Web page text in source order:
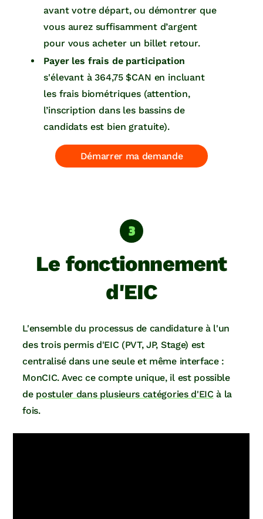
avant votre départ, ou démontrer que
vous aurez suffisamment d’argent
pour vous acheter un billet retour.
Payer les frais de participation
s'élevant à 364,75 $CAN en incluant
les frais biométriques (attention,
l’inscription dans les bassins de
candidats est bien gratuite).
Démarrer ma demande
Le fonctionnement
d'EIC
L'ensemble du processus de candidature à l'un
des trois permis d'EIC (PVT, JP, Stage) est
centralisé dans une seule et même interface :
MonCIC. Avec ce compte unique, il est possible
de postuler dans plusieurs catégories d'EICà la
fois.